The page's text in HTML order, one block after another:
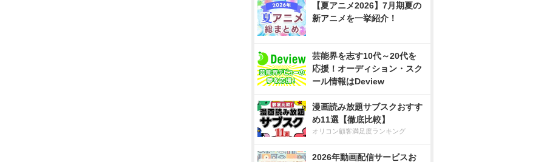
【夏アニメ2026】7月期夏の
新アニメを一挙紹介！
芸能界を志す10代～20代を
応援！オーディション・スク
ール情報はDeview
漫画読み放題サブスクおすす
め11選【徹底比較】
オリコン顧客満足度ランキング
2026年動画配信サービスお